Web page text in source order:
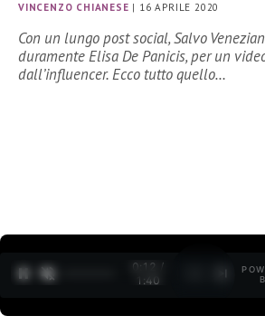
VINCENZO CHIANESE | 16 APRILE 2020
Con un lungo post social, Salvo
duramente Elisa De Panicis, per un
dall’influencer. Ecco tutto quello…
0:12 /
1:40